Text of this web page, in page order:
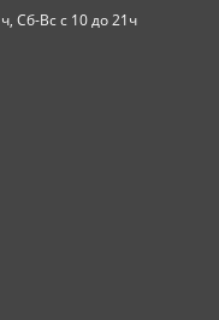
Сб-Вс с 10 до 21ч